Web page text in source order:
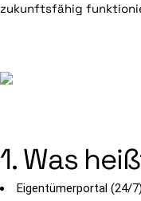
zukunftsfähig
1. Was
Eigentümerportal (24/